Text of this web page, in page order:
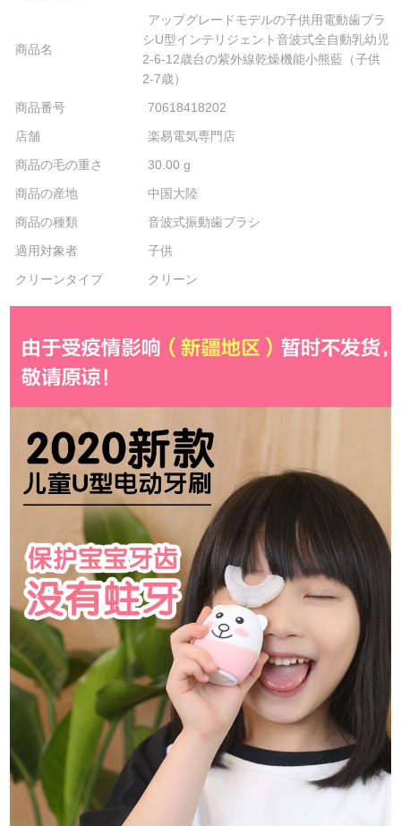
商品名
アップグレードモデルの子供用電動歯ブラ
シU型インテリジェント音波式全自動乳幼児
2-6-12歳台の紫外線乾燥機能小熊藍（子供
2-7歳）
商品番号
70618418202
店舗
楽易電気専門店
商品の毛の重さ
30.00 g
商品の産地
中国大陸
商品の種類
音波式振動歯ブラシ
適用対象者
子供
クリーンタイプ
クリーン